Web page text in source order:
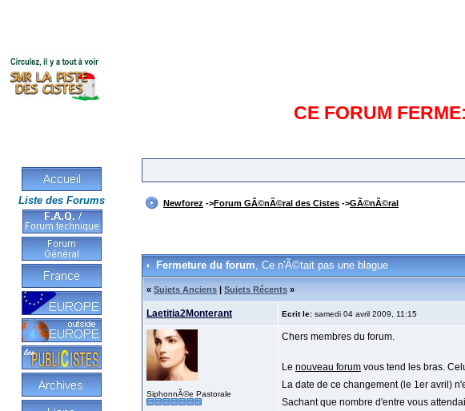
CE FORUM
Liste des Forums Newforez ->Forum GÃ©nÃ©ral des Cistes ->GÃ©nÃ©ral
Fermeture du forum, Ce n'Ã©tait pas une blague
« Sujets Anciens | Sujets Récents »
Laetitia2Monterant Ecrit le: samedi 04 avril 2009, 11:15
SiphonnÃ©e Pastorale
Chers membres du forum.
Le nouveau forum vous tend les bras.
La date de ce changement (le 1er avril)
Sachant que nombre d'entre vous